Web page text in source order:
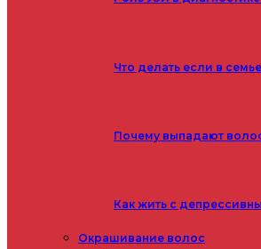
Что делать если в
Почему выпадают
Как жить с
Окрашивание волос